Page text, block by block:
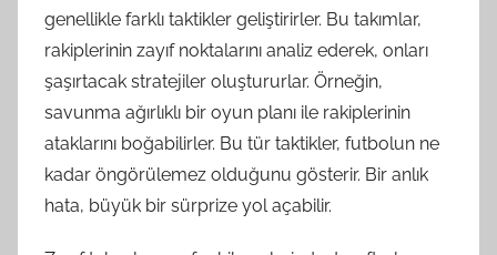
genellikle farklı taktikler geliştirirler. Bu takımlar,
rakiplerinin zayıf noktalarını analiz ederek, onları
şaşırtacak stratejiler oluştururlar. Örneğin,
savunma ağırlıklı bir oyun planı ile rakiplerinin
ataklarını boğabilirler. Bu tür taktikler, futbolun ne
kadar öngörülemez olduğunu gösterir. Bir anlık
hata, büyük bir sürprize yol açabilir.